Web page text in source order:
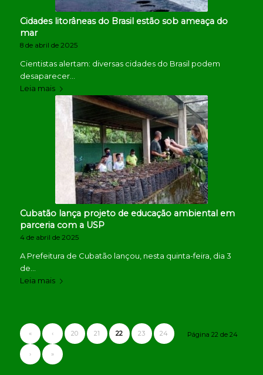
Cidades litorâneas do Brasil estão sob ameaça do
mar
8 de abril de 2025
Cientistas alertam: diversas cidades do Brasil podem
desaparecer…
Leia mais
Cubatão lança projeto de educação ambiental em
parceria com a USP
4 de abril de 2025
A Prefeitura de Cubatão lançou, nesta quinta-feira, dia 3
de…
Leia mais
Página 22 de 24
« ‹ 20 21 22 23 24
› »